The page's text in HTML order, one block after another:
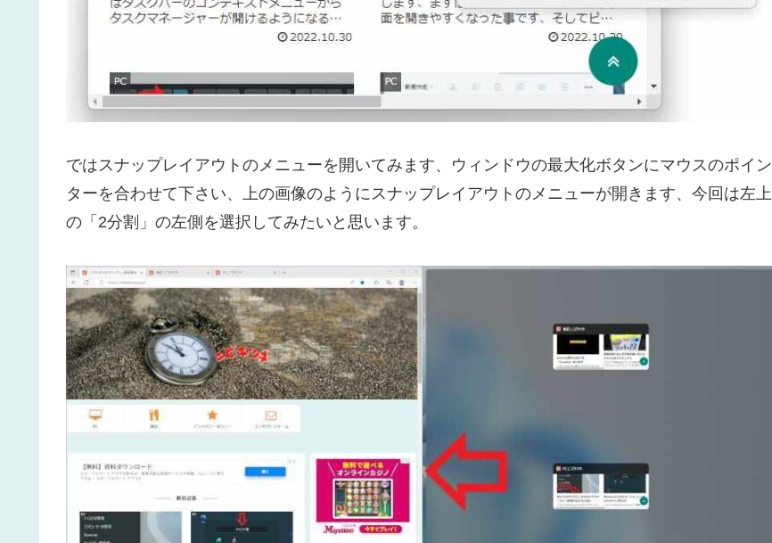
ではスナップレイアウトのメニューを開いてみます、ウィンドウの最大化ボタンにマウスのポイン
ターを合わせて下さい、上の画像のようにスナップレイアウトのメニューが開きます、今回は左上
の「2分割」の左側を選択してみたいと思います。